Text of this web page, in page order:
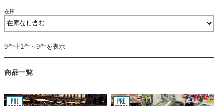
在庫：
9件中1件～9件を表示
商品一覧